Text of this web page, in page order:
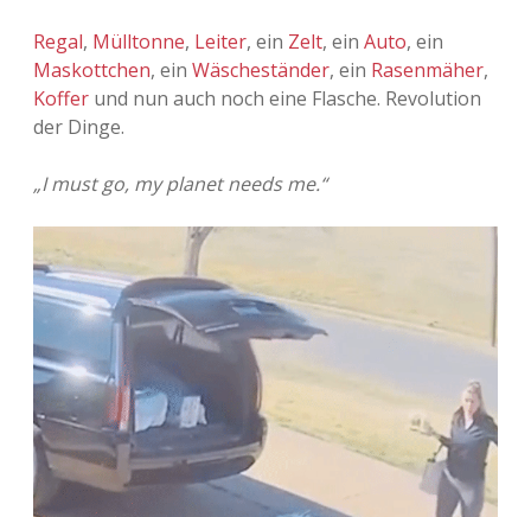
Kopfkinomusik
Täglicher Sinnwahn
Wandnotizen
Menü
öffnen
Adventskalender 2010
Adventskalender 2012
Adventskalender 2013
Adventskalender 2014
Adventskalender 2015
Adventskalender 2016
Adventskalender 2017
facebook
instagram
rss soundcloud
vimeoBluesky
Regal, Mülltonne, Leiter, ein Zelt, ein Auto, ein
Maskottchen, ein Wäscheständer, ein Rasenmäher,
Koffer und nun auch noch eine Flasche. Revolution
der Dinge.
„I must go, my planet needs me.“